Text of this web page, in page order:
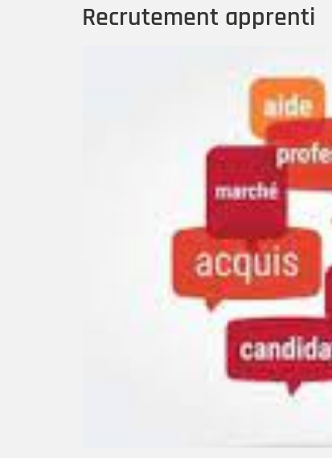
Recrutement apprenti